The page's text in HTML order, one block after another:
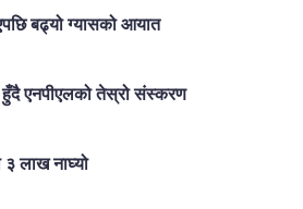
बढ्यो ग्यासको आयात
एनपीएलको तेस्रो संस्करण
लाख नाघ्यो